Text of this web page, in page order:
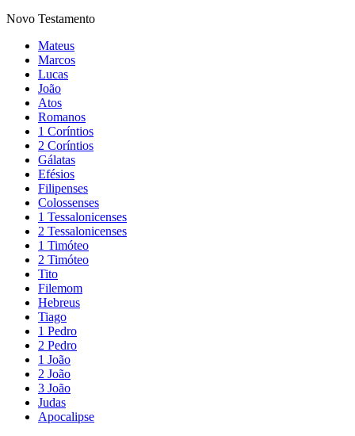
Novo Testamento
Mateus
Marcos
Lucas
João
Atos
Romanos
1 Coríntios
2 Coríntios
Gálatas
Efésios
Filipenses
Colossenses
1 Tessalonicenses
2 Tessalonicenses
1 Timóteo
2 Timóteo
Tito
Filemom
Hebreus
Tiago
1 Pedro
2 Pedro
1 João
2 João
3 João
Judas
Apocalipse